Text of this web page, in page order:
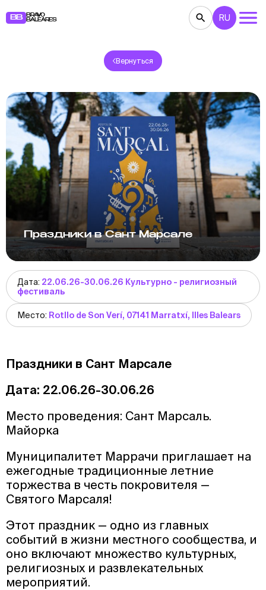
BB
BRAVO
BALEARES
КОНЦЕРТЫ ТЕАТР
РЕСТОРАНЫ ЯРМАРКИ ВЕЧЕРИНКИ
ДЕТЯМ BB NOTE
RU
Вернуться
Праздники в Сант Марсале
Дата: 22.06.26-30.06.26 Культурно - религиозный
фестиваль
Место: Rotllo de Son Verí, 07141 Marratxí, Illes Balears
Праздники в Сант Марсале
Дата: 22.06.26-30.06.26
Место проведения: Сант Марсаль.
Майорка
Муниципалитет Маррачи приглашает на
ежегодные традиционные летние
торжества в честь покровителя —
Святого Марсаля!
Этот праздник — одно из главных
событий в жизни местного сообщества, и
оно включают множество культурных,
религиозных и развлекательных
мероприятий.